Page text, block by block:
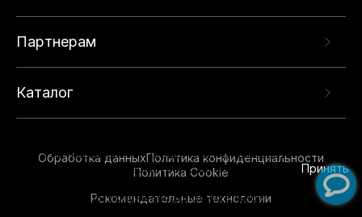
Партнерам
Каталог
Обработка данныхПолитика конфиденциальности
Политика Cookie
Рекомендательные технологии
опыта на нашем сайте. Продолжая использовать
данный сайт, вы соглашаетесь с использованием
технологий. Для получения дополнительной
Принять